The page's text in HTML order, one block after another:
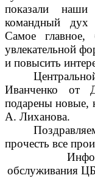
показали
командный дух
Самое главное,
увлекательной
и повысить
Иванченко от
подарены новые,
А. Лиханова.
прочесть все
обслуживания